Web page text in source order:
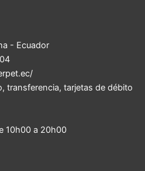
- Ecuador
transferencia, tarjetas de débito
10h00 a 20h00